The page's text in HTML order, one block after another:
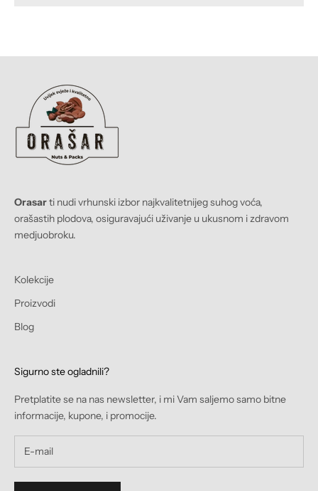
Orasarti nudi vrhunski izbor najkvalitetnijeg suhog voća,
orašastih plodova, osiguravajući uživanje u ukusnom i zdravom
medjuobroku.
Kolekcije
Proizvodi
Blog
Sigurno ste ogladnili?
Pretplatite se na nas newsletter, i mi Vam saljemo samo bitne
informacije, kupone, i promocije.